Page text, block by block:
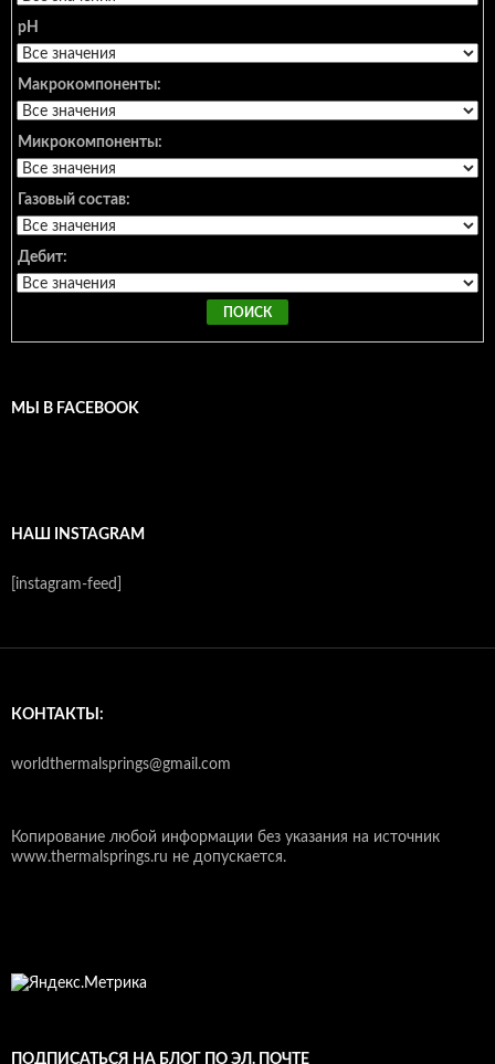
pH
Макрокомпоненты:
Микрокомпоненты:
Газовый состав:
Дебит:
МЫ В FACEBOOK
НАШ INSTAGRAM
[instagram-feed]
КОНТАКТЫ:
worldthermalsprings@gmail.com
Копирование любой информации без указания на источник
www.thermalsprings.ru не допускается.
ПОДПИСАТЬСЯ НА БЛОГ ПО ЭЛ. ПОЧТЕ